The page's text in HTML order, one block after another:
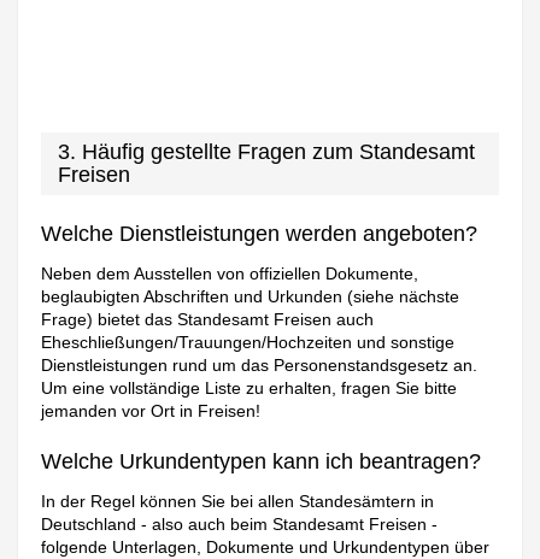
3. Häufig gestellte Fragen zum Standesamt
Freisen
Welche Dienstleistungen werden angeboten?
Neben dem Ausstellen von offiziellen Dokumente,
beglaubigten Abschriften und Urkunden (siehe nächste
Frage) bietet das Standesamt Freisen auch
Eheschließungen/Trauungen/Hochzeiten und sonstige
Dienstleistungen rund um das Personenstandsgesetz an.
Um eine vollständige Liste zu erhalten, fragen Sie bitte
jemanden vor Ort in Freisen!
Welche Urkundentypen kann ich beantragen?
In der Regel können Sie bei allen Standesämtern in
Deutschland - also auch beim Standesamt Freisen -
folgende Unterlagen, Dokumente und Urkundentypen über